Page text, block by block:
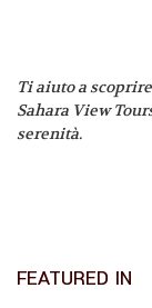
Ti aiuto a
Sahara View
serenità.
FEATURED IN